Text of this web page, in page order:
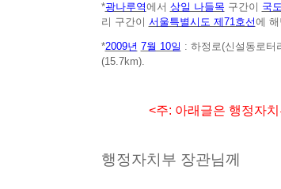
*광나루역에서 상일 나들목 구간이 국
리 구간이 서울특별시도 제71호선에
*2009년 7월 10일 : 하정로(신설동로터
(15.7km).
<주: 아래글은 행정자치부
행정자치부 장관님께